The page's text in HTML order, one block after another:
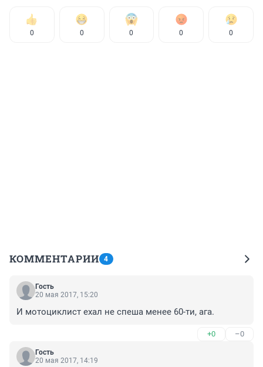
0 0 0 0 0
КОММЕНТАРИИ 4
Гость
20 мая 2017, 15:20
И мотоциклист ехал не спеша менее 60-ти, ага.
+0 –0
Гость
20 мая 2017, 14:19